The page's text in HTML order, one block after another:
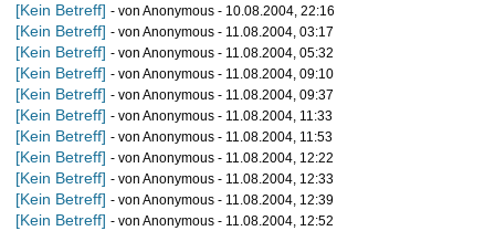
[Kein Betreff] - von Anonymous - 10.08.2004, 22:16
[Kein Betreff] - von Anonymous - 11.08.2004, 03:17
[Kein Betreff] - von Anonymous - 11.08.2004, 05:32
[Kein Betreff] - von Anonymous - 11.08.2004, 09:10
[Kein Betreff] - von Anonymous - 11.08.2004, 09:37
[Kein Betreff] - von Anonymous - 11.08.2004, 11:33
[Kein Betreff] - von Anonymous - 11.08.2004, 11:53
[Kein Betreff] - von Anonymous - 11.08.2004, 12:22
[Kein Betreff] - von Anonymous - 11.08.2004, 12:33
[Kein Betreff] - von Anonymous - 11.08.2004, 12:39
[Kein Betreff] - von Anonymous - 11.08.2004, 12:52